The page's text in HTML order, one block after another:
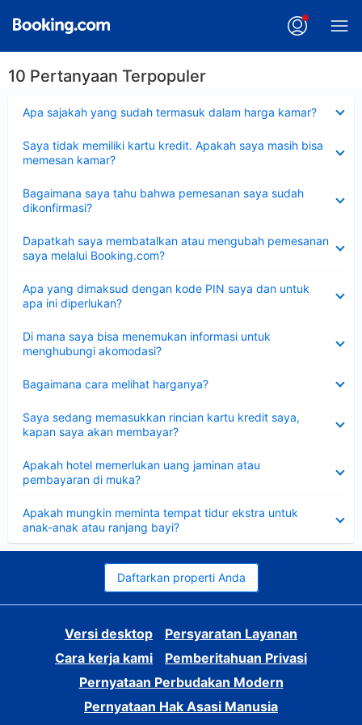
10 Pertanyaan Terpopuler
Apa sajakah yang sudah termasuk dalam harga kamar?
Saya tidak memiliki kartu kredit. Apakah saya masih bisa
memesan kamar?
Bagaimana saya tahu bahwa pemesanan saya sudah
dikonfirmasi?
Dapatkah saya membatalkan atau mengubah pemesanan
saya melalui Booking.com?
Apa yang dimaksud dengan kode PIN saya dan untuk
apa ini diperlukan?
Di mana saya bisa menemukan informasi untuk
menghubungi akomodasi?
Bagaimana cara melihat harganya?
Saya sedang memasukkan rincian kartu kredit saya,
kapan saya akan membayar?
Apakah hotel memerlukan uang jaminan atau
pembayaran di muka?
Apakah mungkin meminta tempat tidur ekstra untuk
anak-anak atau ranjang bayi?
Daftarkan properti Anda
Versi desktop
Persyaratan Layanan
Cara kerja kami
Pemberitahuan Privasi
Pernyataan Perbudakan Modern
Pernyataan Hak Asasi Manusia